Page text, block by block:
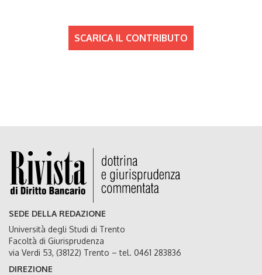
SCARICA IL CONTRIBUTO
SEDE DELLA REDAZIONE
Università degli Studi di Trento
Facoltà di Giurisprudenza
via Verdi 53, (38122) Trento – tel. 0461 283836
DIREZIONE